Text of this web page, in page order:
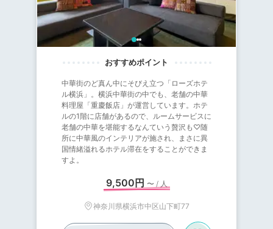
中華街のど真ん中にそびえ立つ「ローズホテ
ル横浜」。横浜中華街の中でも、老舗の中華
料理屋「重慶飯店」が運営しています。ホテ
ルの1階に店舗があるので、ルームサービスに
老舗の中華を堪能するなんていう贅沢も♡随
所に中華風のインテリアが施され、まさに異
国情緒溢れるホテル滞在をすることができま
すよ。
9,500円 〜 / 人
神奈川県横浜市中区山下町77